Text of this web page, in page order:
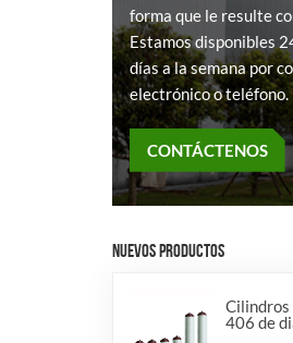
forma que le resulte
Estamos disponibles
días a la semana por
electrónico o teléfono.
CONTÁCTENOS
NUEVOS PRODUCTOS
406 de